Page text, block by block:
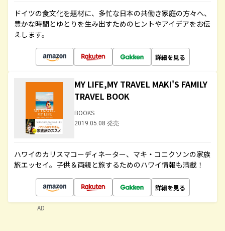
ドイツの食文化を題材に、多忙な日本の共働き家庭の方々へ、
豊かな時間とゆとりを生み出すためのヒントやアイデアをお伝
えします。
詳細を見る
MY LIFE,MY TRAVEL MAKI'S FAMILY
TRAVEL BOOK
BOOKS
2019.05.08 発売
ハワイのカリスマコーディネーター、マキ・コニクソンの家族
旅エッセイ。子供＆両親と旅するためのハワイ情報も満載！
詳細を見る
AD